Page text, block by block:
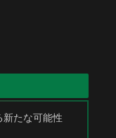
新たな可能性